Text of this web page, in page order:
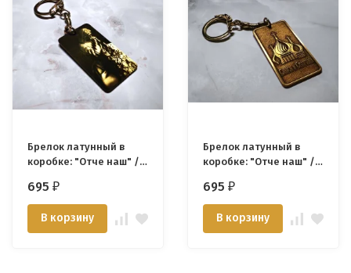
Брелок латунный в
коробке: "Отче наш" /
695 ₽
В корзину
Брелок латунный в
коробке: "Отче наш" /
695 ₽
В корзину